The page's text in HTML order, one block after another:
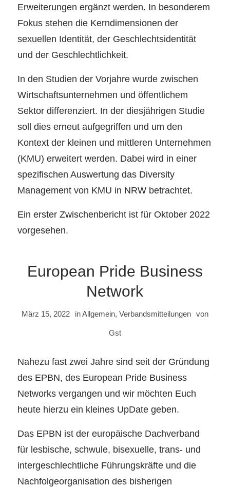
Erweiterungen ergänzt werden. In besonderem
Fokus stehen die Kerndimensionen der
sexuellen Identität, der Geschlechtsidentität
und der Geschlechtlichkeit.
In den Studien der Vorjahre wurde zwischen
Wirtschaftsunternehmen und öffentlichem
Sektor differenziert. In der diesjährigen Studie
soll dies erneut aufgegriffen und um den
Kontext der kleinen und mittleren Unternehmen
(KMU) erweitert werden. Dabei wird in einer
spezifischen Auswertung das Diversity
Management von KMU in NRW betrachtet.
Ein erster Zwischenbericht ist für Oktober 2022
vorgesehen.
European Pride Business
Network
März 15, 2022 inAllgemein, Verbandsmitteilungen von
Gst
Nahezu fast zwei Jahre sind seit der Gründung
des EPBN, des European Pride Business
Networks vergangen und wir möchten Euch
heute hierzu ein kleines UpDate geben.
Das EPBN ist der europäische Dachverband
für lesbische, schwule, bisexuelle, trans- und
intergeschlechtliche Führungskräfte und die
Nachfolgeorganisation des bisherigen